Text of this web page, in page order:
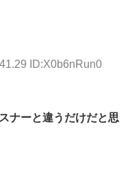
ID:X0b6nRun0
ナーと違うだけだと思